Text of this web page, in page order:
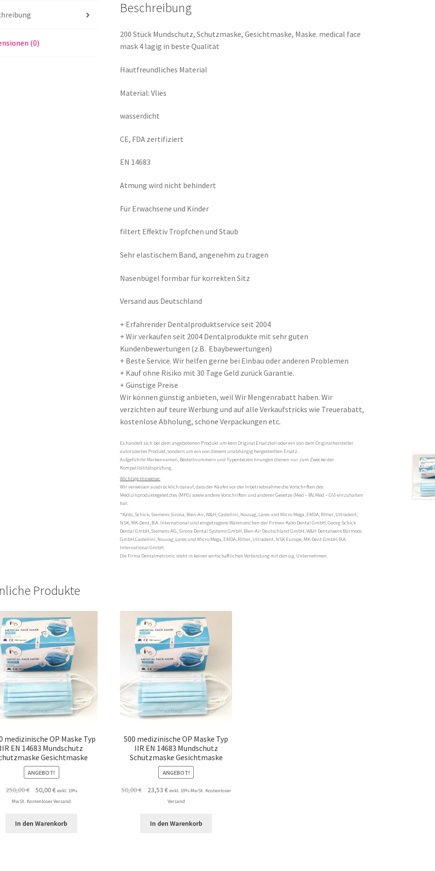
(0)
Beschreibung
200 Stück Mundschutz, Schutzmaske, Gesichtmaske, Maske. medical face
mask 4 lagig in beste Qualität
Hautfreundliches Material
Material: Vlies
wasserdicht
CE, FDA zertifiziert
EN 14683
Atmung wird nicht behindert
Für Erwachsene und Kinder
filtert Effektiv Tröpfchen und Staub
Sehr elastischem Band, angenehm zu tragen
Nasenbügel formbar für korrekten Sitz
Versand aus Deutschland
+ Erfahrender Dentalproduktservice seit 2004
+ Wir verkaufen seit 2004 Dentalprodukte mit sehr guten
Kundenbewertungen (z.B. Ebaybewertungen)
+ Beste Service. Wir helfen gerne bei Einbau oder anderen Problemen
+ Kauf ohne Risiko mit 30 Tage Geld zurück Garantie.
+ Günstige Preise
Wir können günstig anbieten, weil Wir Mengenrabatt haben. Wir
verzichten auf teure Werbung und auf alle Verkaufstricks wie Treuerabatt,
kostenlose Abholung, schöne Verpackungen etc.
Es handelt sich bei dem angebotenen Produkt um kein Original Ersatzteil oder ein von dem Originalhersteller
autorisiertes Produkt, sondern um ein von diesem unabhängig hergestellten Ersatz.
Aufgeführte Markennamen, Bestellnummern und Typenbezeichnungen dienen nur zum Zwecke der
Kompatibilitätsprüfung.
Wichtige Hinweise:
Wir verweisen ausdrücklich darauf, dass der Käufer vor der Inbetriebnahme die Vorschriften des
Medizinproduktegesetztes (MPG) sowie andere Vorschriften und anderer Gesetze (Med – BV, Med – GV) einzuhalten
hat.
*KaVo, Schick, Siemens Sirona, Bien-Air, W&H, Castellini, Nouvag, Lares und Micro Mega, EMDA, Ritter, Ultradent,
NSK, MK-Dent, B.A. International sind eingetragene Warenzeichen der Firmen KaVo Dental GmbH, Georg Schick
Dental GmbH, Siemens AG, Sirona Dental Systems GmbH, Bien-Air Deutschland GmbH, W&H Dentalwerk Bürmoos
GmbH.Castellini, Nouvag, Lares und Micro Mega, EMDA, Ritter, Ultradent, NSK Europe, MK-Dent GmbH, B.A.
International GmbH.
Die Firma Dentalmetronic steht in keiner wirtschaftlichen Verbindung mit den o.g. Unternehmen
Produkte
medizinische OP Maske Typ
IIR EN 14683 Mundschutz
Gesichtmaske
ANGEBOT!
250,00€
Ursprünglicher
Preis
250,00 €
50,00€Aktueller
Preis
50,00 €.
exkl. 19%
MwSt. Kostenloser Versand
In den Warenkorb
500 medizinische OP Maske Typ
IIR EN 14683 Mundschutz
Schutzmaske Gesichtmaske
ANGEBOT!
50,00€
Ursprünglicher
50,00 €
23,53 €Aktueller
Preis
23,53 €.
exkl. 19% MwSt. Kostenloser
Versand
In den Warenkorb